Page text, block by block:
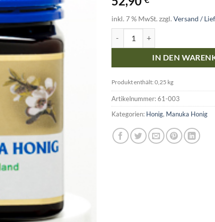
inkl. 7 % MwSt. zzgl. Versand /
IN DEN
Produkt enthält: 0,25 kg
Artikelnummer:61-003
Kategorien: Honig, Manuka Honig